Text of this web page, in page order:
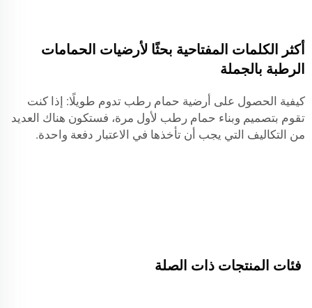
أكثر الكلمات المفتاحية بحثًا لأرضيات الحمامات
الرطبة بالجملة
كيفية الحصول على أرضية حمام رطب تدوم طويلًا: إذا كنت
تقوم بتصميم وبناء حمام رطب لأول مرة، فستكون هناك العديد
من التكاليف التي يجب أن تأخذها في الاعتبار دفعة واحدة.
فئات المنتجات ذات الصلة